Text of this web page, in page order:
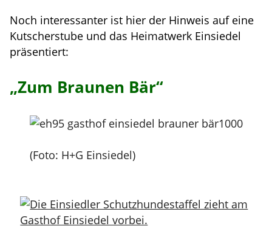
Noch interessanter ist hier der Hinweis auf eine
Kutscherstube und das Heimatwerk Einsiedel
präsentiert:
„Zum Braunen Bär“
(Foto: H+G Einsiedel)